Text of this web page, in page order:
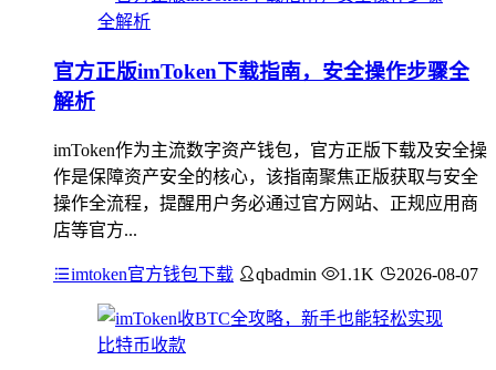
官方正版imToken下载指南，安全操作步骤全
解析
imToken作为主流数字资产钱包，官方正版下载及安全操
作是保障资产安全的核心，该指南聚焦正版获取与安全
操作全流程，提醒用户务必通过官方网站、正规应用商
店等官方...
imtoken官方钱包下载 qbadmin 1.1K 2026-08-07